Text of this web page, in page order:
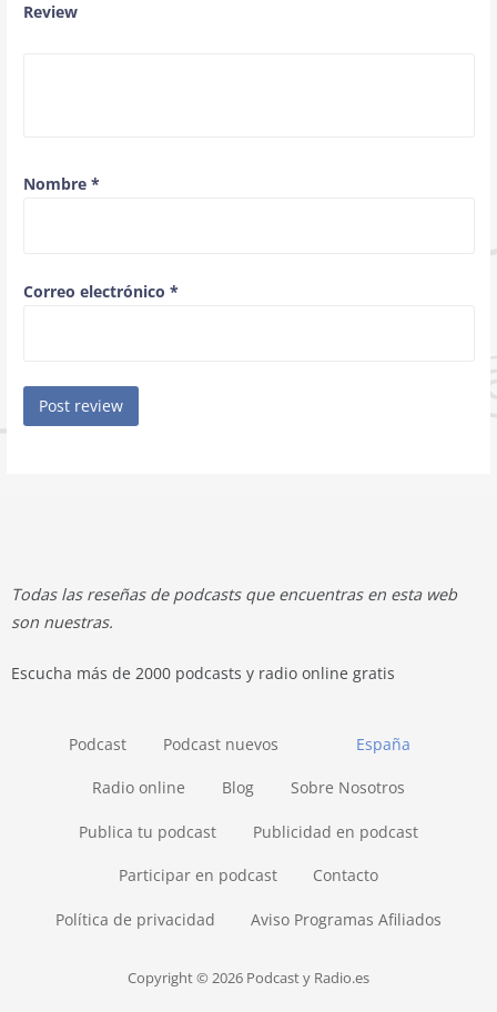
Review
Nombre *
Correo electrónico *
Todas las reseñas de podcasts que encuentras en esta web
son nuestras.
Escucha más de 2000 podcasts y radio online gratis
España
Podcast Podcast nuevos
Radio online Blog Sobre Nosotros
Publica tu podcast Publicidad en podcast
Participar en podcast Contacto
Política de privacidad Aviso Programas Afiliados
Copyright © 2026 Podcast y Radio.es